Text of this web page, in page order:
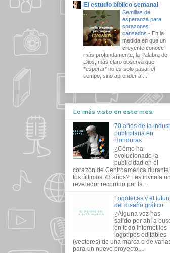
El estudio bíblico semanal
Semillas de
esperanza para
corazones
cansados - En la
medida en que un
creyente conoce
más profundamente, la Palabra de
Dios, más claro observa que
*esperar* no es solo pasar el
tiempo, sino aprender a ...
Lo más visto en este mes:
70 años de la
publicitaria en
Honduras
¿Cómo ha
evolucionado la
publicidad en el
corazón de Centroamérica durante
los últimos 73 años? Les invito a un
revelador recorrido por la ...
Logotecas y el
del diseño gráfico
¿Alguna vez has
salido por ahí a
en todo internet los
logotipos editables
(vectores) de una marca o de
para un nuevo proyecto,...